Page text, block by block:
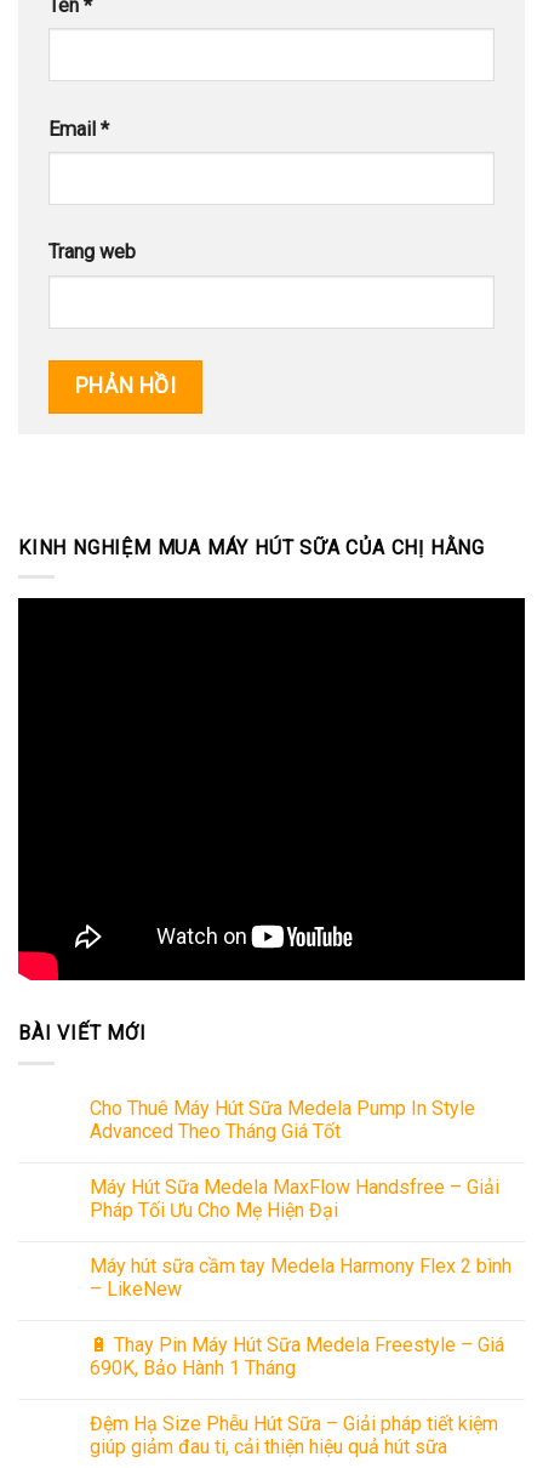
Tên *
Email *
Trang web
KINH NGHIỆM MUA MÁY HÚT SỮA CỦA CHỊ HẰNG
BÀI VIẾT MỚI
Cho Thuê Máy Hút Sữa Medela Pump In Style
Advanced Theo Tháng Giá Tốt
Máy Hút Sữa Medela MaxFlow Handsfree – Giải
Pháp Tối Ưu Cho Mẹ Hiện Đại
Máy hút sữa cầm tay Medela Harmony Flex 2 bình
– LikeNew
🔋 Thay Pin Máy Hút Sữa Medela Freestyle – Giá
690K, Bảo Hành 1 Tháng
Đệm Hạ Size Phễu Hút Sữa – Giải pháp tiết kiệm
giúp giảm đau ti, cải thiện hiệu quả hút sữa